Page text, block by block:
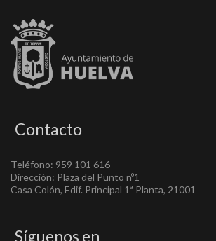
Contacto
Teléfono: 959 101 616
Dirección: Plaza del Punto nº1
Casa Colón, Edif. Principal 1ª Planta, 21001
Síguenos en